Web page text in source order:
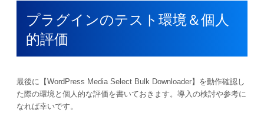
プラグインのテスト環境＆個人
的評価
最後に【WordPress Media Select Bulk Downloader】を動作確認し
た際の環境と個人的な評価を書いておきます。導入の検討や参考に
なれば幸いです。